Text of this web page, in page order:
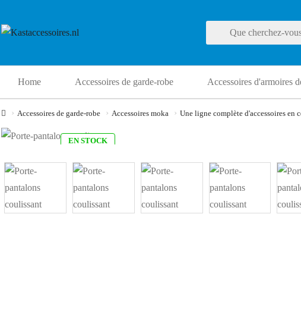
Home Accessoires de garde-robe Accessoires d'armoires
Accessoires de garde-robe Accessoires moka Une ligne complète d'accessoires en
EN STOCK